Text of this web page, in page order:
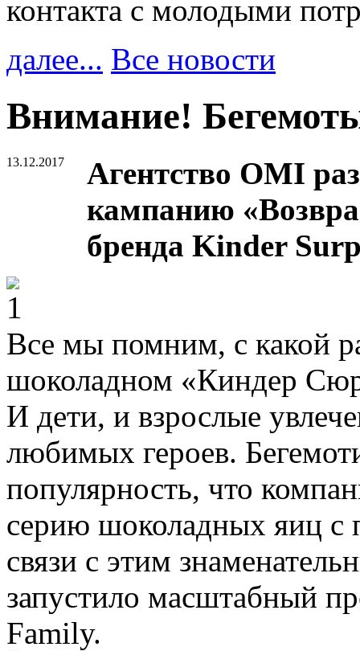
контакта с молодыми
далее... Все новости
Внимание!
13.12.2017
Агентство OMI
кампанию
бренда Kinder
Все мы помним, с какой
шоколадном «Киндер
И дети, и взрослые
любимых героев.
популярность, что
серию шоколадных яиц
связи с этим
запустило масштабный
Family.